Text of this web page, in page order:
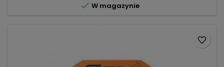
 W magazynie
favorite_border